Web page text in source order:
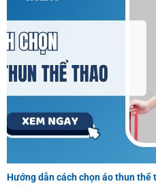
Hướng dẫn cách chọn áo thun thể